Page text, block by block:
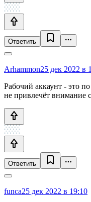
Ответить
Arhammon25 дек 2022 в
Рабочий аккаунт - это
не привлечёт внимание
Ответить
funca25 дек 2022 в 19:10